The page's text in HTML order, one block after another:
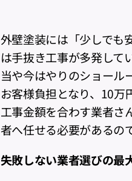
外壁塗装には「少しでも
は手抜き工事が多発して
当や今はやりのショール
お客様負担となり、10
工事金額を合わす業者さ
者へ任せる必要があるの
失敗しない業者選びの最